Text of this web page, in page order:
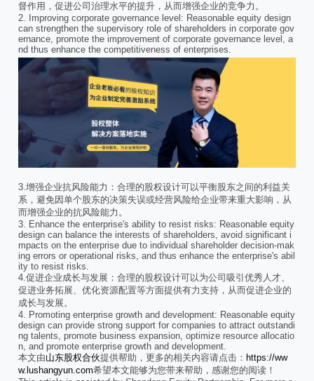
督作用，促进公司治理水平的提升，从而增强企业的竞争力。
2. Improving corporate governance level: Reasonable equity design
can strengthen the supervisory role of shareholders in corporate gov
ernance, promote the improvement of corporate governance level, a
nd thus enhance the competitiveness of enterprises.
3.增强企业抗风险能力：合理的股权设计可以平衡股东之间的利益关
系，避免因单个股东的决策失误或经营风险给企业带来重大影响，从
而增强企业的抗风险能力。
3. Enhance the enterprise's ability to resist risks: Reasonable equity
design can balance the interests of shareholders, avoid significant i
mpacts on the enterprise due to individual shareholder decision-mak
ing errors or operational risks, and thus enhance the enterprise's abil
ity to resist risks.
4.促进企业成长与发展：合理的股权设计可以为公司吸引优秀人才、
促进业务拓展、优化资源配置等方面提供有力支持，从而促进企业的
成长与发展。
4. Promoting enterprise growth and development: Reasonable equity
design can provide strong support for companies to attract outstandi
ng talents, promote business expansion, optimize resource allocatio
n, and promote enterprise growth and development.
本文由山东股权合伙提供帮助，更多的相关内容请点击： https://ww
w.lushangyun.com希望本文能够为您带来帮助，感谢您的阅读！